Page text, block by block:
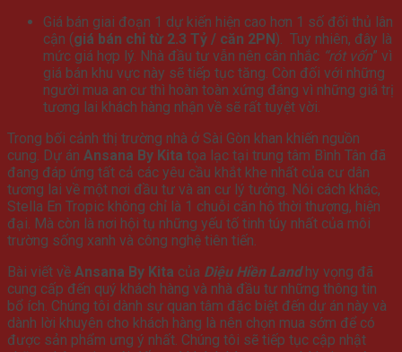
Giá bán giai đoạn 1 dự kiến hiện cao hơn 1 số đối thủ lân
cận (giá bán chỉ từ 2.3 Tỷ / căn 2PN). Tuy nhiên, đây là
mức giá hợp lý. Nhà đầu tư vẫn nên cân nhắc “rót vốn” vì
giá bán khu vực này sẽ tiếp tục tăng. Còn đối với những
người mua an cư thì hoàn toàn xứng đáng vì những giá trị
tương lai khách hàng nhận về sẽ rất tuyệt vời.
Trong bối cảnh thị trường nhà ở Sài Gòn khan khiến nguồn
cung. Dự án Ansana By Kita tọa lạc tại trung tâm Bình Tân đã
đang đáp ứng tất cả các yêu cầu khắt khe nhất của cư dân
tương lai về một nơi đầu tư và an cư lý tưởng. Nói cách khác,
Stella En Tropic không chỉ là 1 chuỗi căn hộ thời thượng, hiện
đại. Mà còn là nơi hội tụ những yếu tố tinh túy nhất của môi
trường sống xanh và công nghệ tiên tiến.
Bài viết về Ansana By Kita của Diệu Hiền Landhy vọng đã
cung cấp đến quý khách hàng và nhà đầu tư những thông tin
bổ ích. Chúng tôi dành sự quan tâm đặc biệt đến dự án này và
dành lời khuyên cho khách hàng là nên chọn mua sớm để có
được sản phẩm ưng ý nhất. Chúng tôi sẽ tiếp tục cập nhật